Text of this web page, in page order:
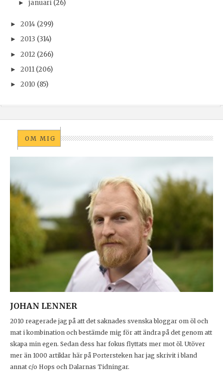
► januari (26)
► 2014 (299)
► 2013 (314)
► 2012 (266)
► 2011 (206)
► 2010 (85)
OM MIG
JOHAN LENNER
2010 reagerade jag på att det saknades svenska bloggar om öl och
mat i kombination och bestämde mig för att ändra på det genom att
skapa min egen. Sedan dess har fokus flyttats mer mot öl. Utöver
mer än 1000 artiklar här på Portersteken har jag skrivit i bland
annat c/o Hops och Dalarnas Tidningar.